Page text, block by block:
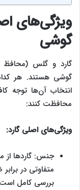
ویژگی‌‌‌‌های
گوشی
گارد و گلس (محافظ
گوشی هستند. هر
انتخاب آن‌ها توجه
محافظت کنند:
ویژگی‌های اصلی گارد:
جنس: گارد‌ها از
متفاوتی در
بررسی کامل